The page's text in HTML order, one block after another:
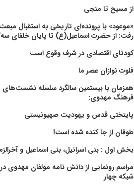
از مسیح تا منجی
«موعود» با پرونده‌ای تاریخی به استقبال مبعث
رفت: از حضرت اسماعیل(ع) تا پایان خلفای
کودتای اقتصادی در شرف وقوع است
فلوت نوازان عصر ما
همزمان با بیستمین سالگرد سلسله نشست‌های
فرهنگ مهدوی:‌
پایتختی قدس و یهودیت صهیونیستی
طوفان از جا کنده شده است!
بخش اول : بنی اسرائیل، بنی اسماعیل و
مراسم رونمایی از دانش نامه مولفان مهدوی در
شبکه چهار